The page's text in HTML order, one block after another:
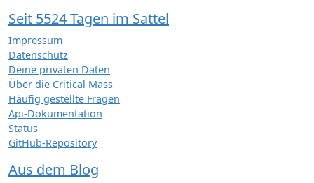
Seit 5524 Tagen im Sattel
Impressum
Datenschutz
Deine privaten Daten
Über die Critical Mass
Häufig gestellte Fragen
Api-Dokumentation
Status
GitHub-Repository
Aus dem Blog